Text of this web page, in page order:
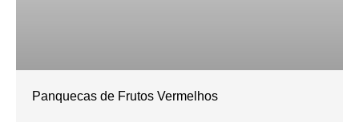
Panquecas de Frutos Vermelhos